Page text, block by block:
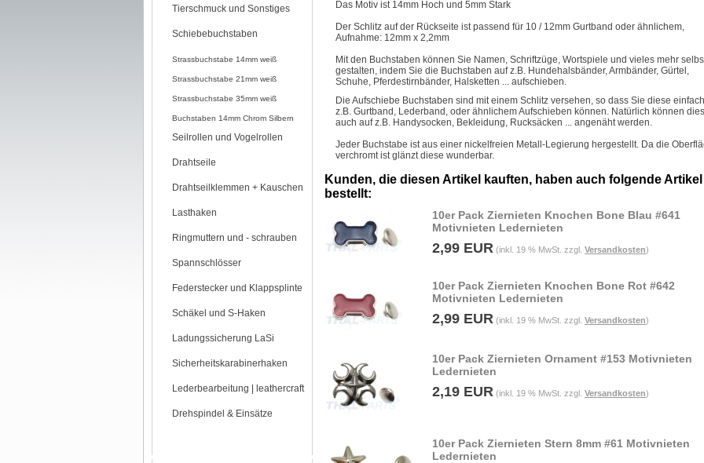
Tierschmuck und Sonstiges
Schiebebuchstaben
Strassbuchstabe 14mm weiß
Strassbuchstabe 21mm weiß
Strassbuchstabe 35mm weiß
Buchstaben 14mm Chrom Silbern
Seilrollen und Vogelrollen
Drahtseile
Drahtseilklemmen + Kauschen
Lasthaken
Ringmuttern und - schrauben
Spannschlösser
Federstecker und Klappsplinte
Schäkel und S-Haken
Ladungssicherung LaSi
Sicherheitskarabinerhaken
Lederbearbeitung | leathercraft
Drehspindel & Einsätze
Das Motiv ist 14mm Hoch und 5mm Stark
Der Schlitz auf der Rückseite ist passend für 10 / 12mm Gurtband oder ähnlichem,
Aufnahme: 12mm x 2,2mm
Mit den Buchstaben können Sie Namen, Schriftzüge, Wortspiele und vieles mehr
gestalten, indem Sie die Buchstaben auf z.B. Hundehalsbänder, Armbänder, Gürtel,
Schuhe, Pferdestirnbänder, Halsketten ... aufschieben.
Die Aufschiebe Buchstaben sind mit einem Schlitz versehen, so dass Sie diese
z.B. Gurtband, Lederband, oder ähnlichem Aufschieben können. Natürlich können
auch auf z.B. Handysocken, Bekleidung, Rucksäcken ... angenäht werden.
Jeder Buchstabe ist aus einer nickelfreien Metall-Legierung hergestellt. Da die
verchromt ist glänzt diese wunderbar.
Kunden, die diesen Artikel kauften, haben auch folgende Artikel
bestellt:
10er Pack Ziernieten Knochen Bone Blau #641
Motivnieten Ledernieten
2,99 EUR (inkl. 19 % MwSt. zzgl. Versandkosten)
10er Pack Ziernieten Knochen Bone Rot #642
Motivnieten Ledernieten
2,99 EUR (inkl. 19 % MwSt. zzgl. Versandkosten)
10er Pack Ziernieten Ornament #153 Motivnieten
Ledernieten
2,19 EUR (inkl. 19 % MwSt. zzgl. Versandkosten)
10er Pack Ziernieten Stern 8mm #61 Motivnieten
Ledernieten